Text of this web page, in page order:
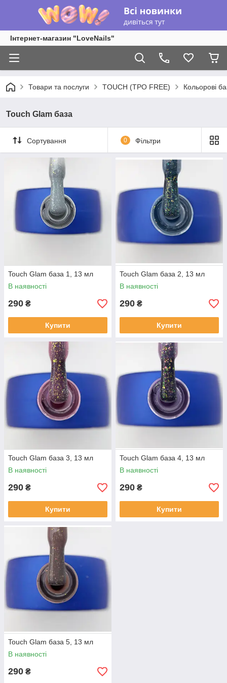
Інтернет-магазин "LoveNails"
Товари та послуги TOUCH (TPO FREE) Кольорові
Touch Glam база
Сортування 0 Фільтри
Touch Glam база 1, 13 мл
В наявності
290 ₴
Купити
Touch Glam база 2, 13 мл
В наявності
290 ₴
Купити
Touch Glam база 3, 13 мл
В наявності
290 ₴
Купити
Touch Glam база 4, 13 мл
В наявності
290 ₴
Купити
Touch Glam база 5, 13 мл
В наявності
290 ₴